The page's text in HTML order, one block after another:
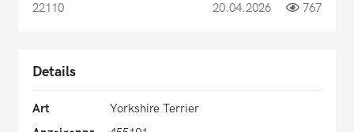
22110 20.04.2026 767
Details
Art
Yorkshire Terrier